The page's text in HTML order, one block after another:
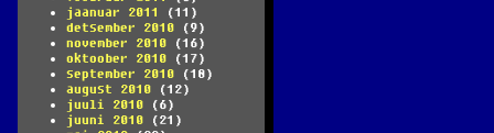
jaanuar 2011
(11)
detsember 2010 (9)
november 2010 (16)
oktoober 2010 (17)
september 2010 (18)
august 2010 (12)
juuli 2010 (6)
juuni 2010 (21)